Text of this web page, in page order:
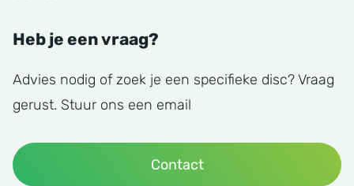
Heb je een vraag?
Advies nodig of zoek je een specifieke disc? Vraag
gerust. Stuur ons een email
Contact